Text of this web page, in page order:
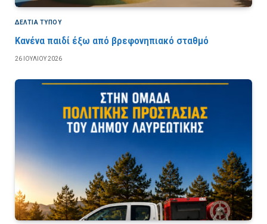
ΔΕΛΤΙΑ ΤΥΠΟΥ
Κανένα παιδί έξω από βρεφονηπιακό σταθμό
26 ΙΟΥΛΊΟΥ 2026